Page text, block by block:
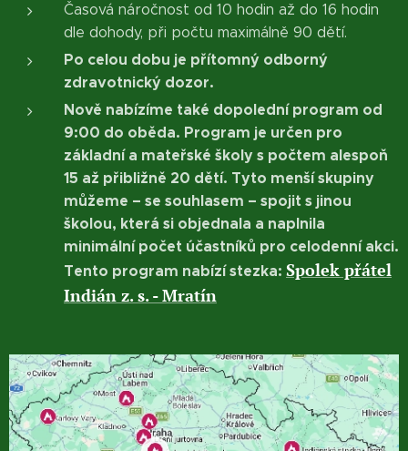
Časová náročnost od 10 hodin až do 16 hodin
dle dohody, při počtu maximálně 90 dětí.
Po celou dobu je přítomný odborný
zdravotnický dozor.
Nově nabízíme také dopolední program od
9:00 do oběda. Program je určen pro
základní a mateřské školy s počtem alespoň
15 až přibližně 20 dětí. Tyto menší skupiny
můžeme – se souhlasem – spojit s jinou
školou, která si objednala a naplnila
minimální počet účastníků pro celodenní akci.
Tento program nabízí stezka: Spolek přátel
Indián z. s. - Mratín